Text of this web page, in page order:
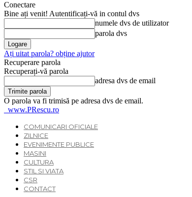
Conectare
Bine ați venit! Autentificați-vă in contul dvs
numele dvs de utilizator
parola dvs
Ați uitat parola? obține ajutor
Recuperare parola
Recuperați-vă parola
adresa dvs de email
O parola va fi trimisă pe adresa dvs de email.
www.PRescu.ro
COMUNICARI OFICIALE
ZILNICE
EVENIMENTE PUBLICE
MASINI
CULTURA
STIL SI VIATA
CSR
CONTACT